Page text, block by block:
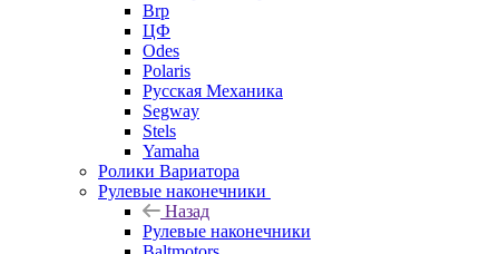
Brp
ЦФ
Odes
Polaris
Русская Механика
Segway
Stels
Yamaha
Ролики Вариатора
Рулевые наконечники
Назад
Рулевые наконечники